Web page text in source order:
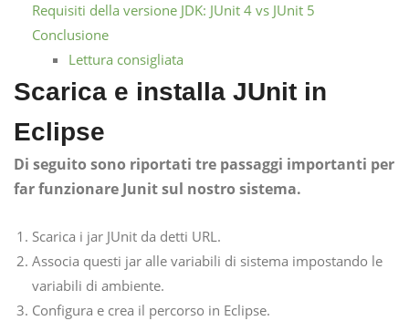
Requisiti della versione JDK: JUnit 4 vs JUnit 5
Conclusione
Lettura consigliata
Scarica e installa JUnit in
Eclipse
Di seguito sono riportati tre passaggi importanti per
far funzionare Junit sul nostro sistema.
Scarica i jar JUnit da detti URL.
Associa questi jar alle variabili di sistema impostando le
variabili di ambiente.
Configura e crea il percorso in Eclipse.